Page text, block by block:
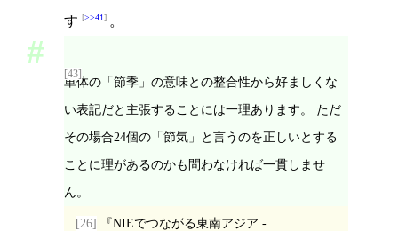
す >>41 。
[43]
単体の「節季」の意味との整合性から好ましくな
い表記だと主張することには一理あります。 ただ
その場合24個の「節気」と言うのを正しいとする
ことに理があるのかも問わなければ一貫しませ
ん。
[26]
NIEでつながる東南アジア -